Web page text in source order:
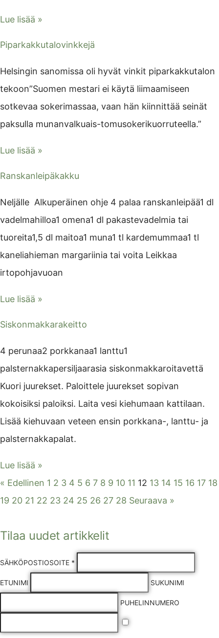
Lue lisää »
Piparkakkutalovinkkejä
Helsingin sanomissa oli hyvät vinkit piparkakkutalon
tekoon”Suomen mestari ei käytä liimaamiseen
sotkevaa sokerimassaa, vaan hän kiinnittää seinät
paksulla munanvalkuais-tomusokerikuorruteella.”
Lue lisää »
Ranskanleipäkakku
Neljälle Alkuperäinen ohje 4 palaa ranskanleipää1 dl
vadelmahilloa1 omena1 dl pakastevadelmia tai
tuoreita1,5 dl maitoa1 muna1 tl kardemummaa1 tl
kaneliahieman margariinia tai voita Leikkaa
irtopohjavuoan
Lue lisää »
Siskonmakkarakeitto
4 perunaa2 porkkanaa1 lanttu1
palsternakkapersiljaarasia siskonmakkaroitavettä
Kuori juurekset. Paloittele juurekset sopivan
kokoisiksi paloiksi. Laita vesi kiehumaan kattilaan.
Lisää kiehuvaan veteen ensin porkkana-, lanttu- ja
palsternakkapalat.
Lue lisää »
« Edellinen 1 2 3 4 5 6 7 8 9 10 11 12 13 14 15 16 17 18
19 20 21 22 23 24 25 26 27 28 Seuraava »
Tilaa uudet artikkelit
SÄHKÖPOSTIOSOITE *
ETUNIMI SUKUNIMI
PUHELINNUMERO